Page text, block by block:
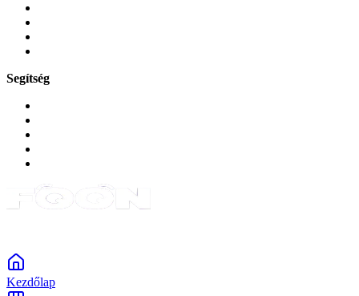
Segítség
Kezdőlap